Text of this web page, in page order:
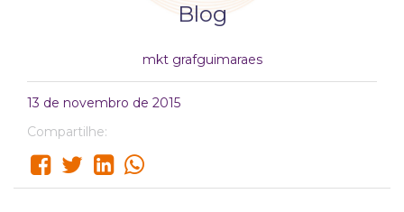
Blog
mkt grafguimaraes
13 de novembro de 2015
Compartilhe: